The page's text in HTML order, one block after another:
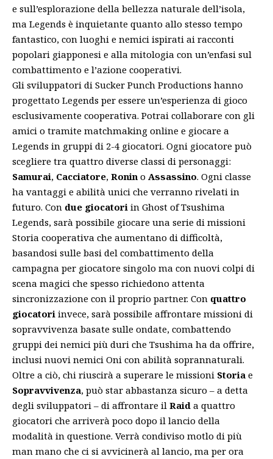
e sull’esplorazione della bellezza naturale dell’isola,
ma Legends è inquietante quanto allo stesso tempo
fantastico, con luoghi e nemici ispirati ai racconti
popolari giapponesi e alla mitologia con un’enfasi sul
combattimento e l’azione cooperativi.
Gli sviluppatori di Sucker Punch Productions hanno
progettato Legends per essere un’esperienza di gioco
esclusivamente cooperativa. Potrai collaborare con gli
amici o tramite matchmaking online e giocare a
Legends in gruppi di 2-4 giocatori. Ogni giocatore può
scegliere tra quattro diverse classi di personaggi:
Samurai, Cacciatore, Ronin o Assassino. Ogni classe
ha vantaggi e abilità unici che verranno rivelati in
futuro. Con due giocatori in Ghost of Tsushima
Legends, sarà possibile giocare una serie di missioni
Storia cooperativa che aumentano di difficoltà,
basandosi sulle basi del combattimento della
campagna per giocatore singolo ma con nuovi colpi di
scena magici che spesso richiedono attenta
sincronizzazione con il proprio partner. Con quattro
giocatori invece, sarà possibile affrontare missioni di
sopravvivenza basate sulle ondate, combattendo
gruppi dei nemici più duri che Tsushima ha da offrire,
inclusi nuovi nemici Oni con abilità soprannaturali.
Oltre a ciò, chi riuscirà a superare le missioni Storia e
Sopravvivenza, può star abbastanza sicuro – a detta
degli sviluppatori – di affrontare il Raid a quattro
giocatori che arriverà poco dopo il lancio della
modalità in questione. Verrà condiviso motlo di più
man mano che ci si avvicinerà al lancio, ma per ora